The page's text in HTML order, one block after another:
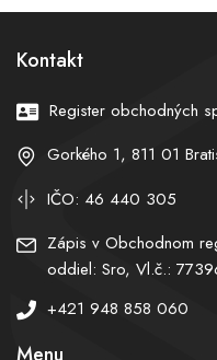
Kontakt
Register obchodných
Gorkého 1, 811 01
IČO: 46 440 305
Zápis v Obchodnom
oddiel: Sro, Vl.č.:
+421 948 858 060
Menu